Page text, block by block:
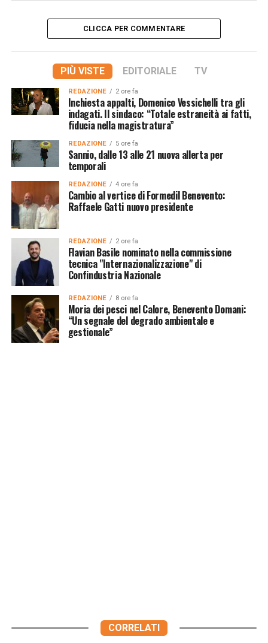
CLICCA PER COMMENTARE
PIÙ VISTE EDITORIALE TV
REDAZIONE 2 ore fa
Inchiesta appalti, Domenico Vessichelli tra gli
indagati. Il sindaco: “Totale estraneità ai fatti,
fiducia nella magistratura”
REDAZIONE 5 ore fa
Sannio, dalle 13 alle 21 nuova allerta per
temporali
REDAZIONE 4 ore fa
Cambio al vertice di Formedil Benevento:
Raffaele Gatti nuovo presidente
REDAZIONE 2 ore fa
Flavian Basile nominato nella commissione
tecnica "Internazionalizzazione" di
Confindustria Nazionale
REDAZIONE 8 ore fa
Moria dei pesci nel Calore, Benevento Domani:
“Un segnale del degrado ambientale e
gestionale”
CORRELATI